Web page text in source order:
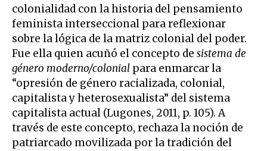
colonialidad con la historia del pensamiento
feminista interseccional para reflexionar
sobre la lógica de la matriz colonial del poder.
Fue ella quien acuñó el concepto de sistema de
género moderno/colonial para enmarcar la
“opresión de género racializada, colonial,
capitalista y heterosexualista” del sistema
capitalista actual (Lugones, 2011, p. 105). A
través de este concepto, rechaza la noción de
patriarcado movilizada por la tradición del